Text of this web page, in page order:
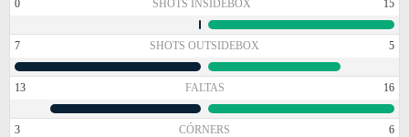
0 SHOTS INSIDEBOX 15
7 SHOTS OUTSIDEBOX 5
13 FALTAS 16
3 CÓRNERS 6